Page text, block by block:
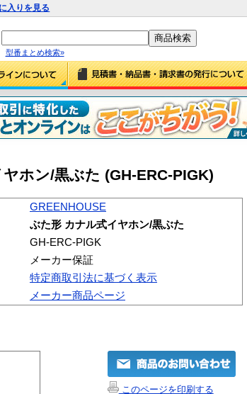
入りを見る
型番まとめ検索»
ホン/黒ぶた (GH-ERC-PIGK)
GREENHOUSE
ぶた形 カナル式イヤホン/黒ぶた
GH-ERC-PIGK
メーカー保証
特定商取引法に基づく表示
メーカー商品ページ
このページを印刷する